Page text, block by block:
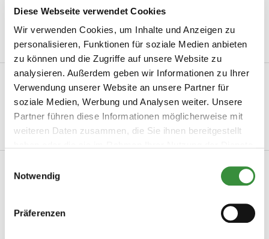
Diese Webseite verwendet Cookies
Wir verwenden Cookies, um Inhalte und Anzeigen zu
personalisieren, Funktionen für soziale Medien anbieten
zu können und die Zugriffe auf unsere Website zu
analysieren. Außerdem geben wir Informationen zu Ihrer
Verwendung unserer Website an unsere Partner für
soziale Medien, Werbung und Analysen weiter. Unsere
Partner führen diese Informationen möglicherweise mit
weiteren Daten zusammen, die Sie ihnen bereitgestellt
Notwendig
Präferenzen
Leckerster Holländischer Käse
Mindestbestellwert von 15 €
Beschreibung
Pecorino Romano gerieben Pecorino Romano ist einer der
bekanntesten Schafskaese aus Italien und wah...
Mehr lesen
Hersteller